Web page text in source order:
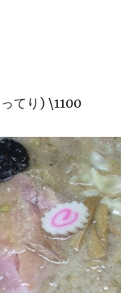
てり) \1100